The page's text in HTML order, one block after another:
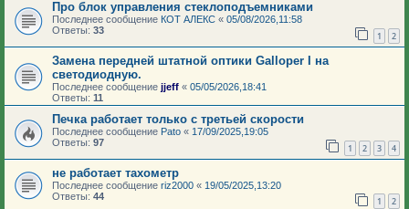
Про блок управления стеклоподъемниками
Последнее сообщение КОТ АЛЕКС « 05/08/2026,11:58
Ответы: 33 1 2
Замена передней штатной оптики Galloper I на
светодиодную.
Последнее сообщение jjeff « 05/05/2026,18:41
Ответы: 11
Печка работает только с третьей скорости
Последнее сообщение Pato « 17/09/2025,19:05
Ответы: 97 1 2 3 4
не работает тахометр
Последнее сообщение riz2000 « 19/05/2025,13:20
Ответы: 44 1 2